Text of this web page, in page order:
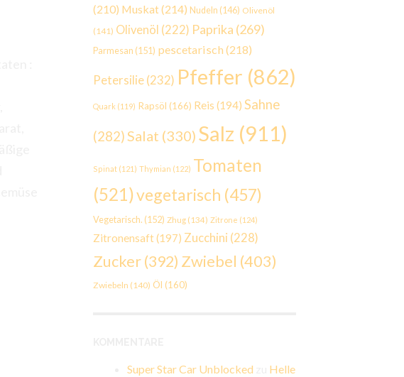
(210) Muskat (214) Nudeln (146) Olivenöl
(141) Olivenöl (222) Paprika (269)
Parmesan (151) pescetarisch (218)
Petersilie(232) Pfeffer (862)
Quark (119) Rapsöl (166) Reis (194) Sahne
(282) Salat (330) Salz (911)
Spinat (121) Thymian (122) Tomaten
(521)vegetarisch (457)
Vegetarisch. (152) Zhug (134) Zitrone (124)
Zitronensaft(197) Zucchini (228)
Zucker(392) Zwiebel (403)
Zwiebeln (140) Öl (160)
Super Star Car Unblocked
Helle